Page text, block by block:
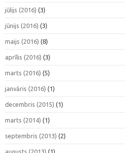
jūlijs (2016) (3)
jūnijs (2016) (3)
maijs (2016) (8)
aprīlis (2016) (3)
marts (2016) (5)
janvāris (2016) (1)
decembris (2015) (1)
marts (2014) (1)
septembris (2013) (2)
augusts (2013) (1)